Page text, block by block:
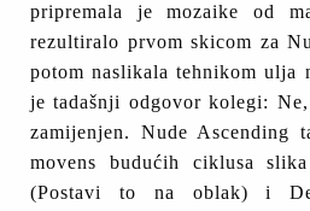
pripremala je mozaike od
rezultiralo prvom skicom za
potom naslikala tehnikom ulja
je tadašnji odgovor kolegi:
zamijenjen. Nude Ascending
movens budućih ciklusa
(Postavi to na oblak) i